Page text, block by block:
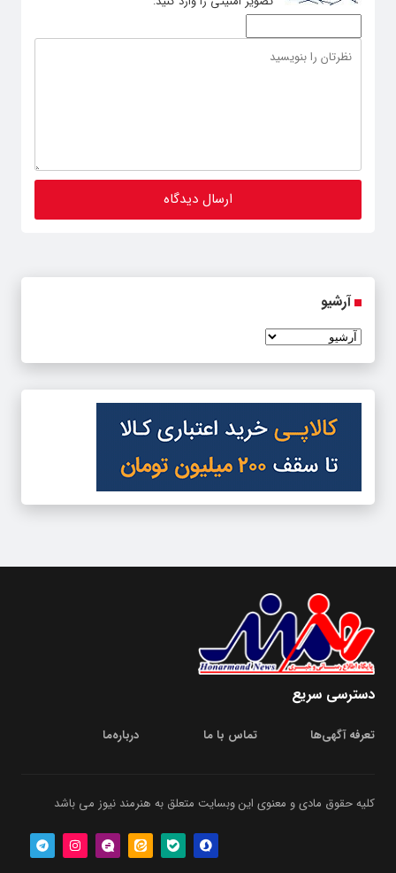
آرشیو
دسترسی سریع
تعرفه آگهی‌ها تماس با ما درباره‌‌ما
کلیه حقوق مادی و معنوی این وبسایت متعلق به هنرمند نیوز می باشد